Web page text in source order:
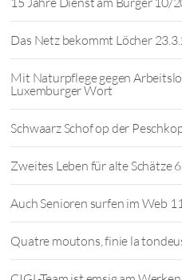
Das Netz bekommt Löcher
Mit Naturpflege gegen
Luxemburger Wort
Schwaarz Schof op der
Zweites Leben für alte Schätze
Auch Senioren surfen im Web
Quatre moutons, finie la